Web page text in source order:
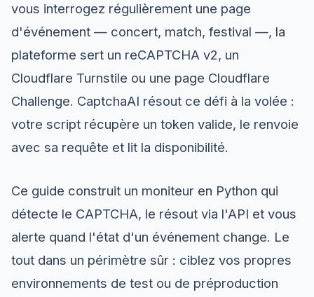
vous interrogez régulièrement une page
d'événement — concert, match, festival —, la
plateforme sert un reCAPTCHA v2, un
Cloudflare Turnstile ou une page Cloudflare
Challenge. CaptchaAI résout ce défi à la volée :
votre script récupère un token valide, le renvoie
avec sa requête et lit la disponibilité.
Ce guide construit un moniteur en Python qui
détecte le CAPTCHA, le résout via l'API et vous
alerte quand l'état d'un événement change. Le
tout dans un périmètre sûr : ciblez vos propres
environnements de test ou de préproduction